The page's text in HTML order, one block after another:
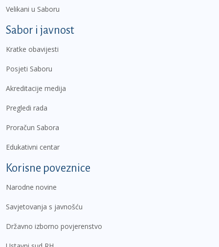
Velikani u Saboru
Sabor i javnost
Kratke obavijesti
Posjeti Saboru
Akreditacije medija
Pregledi rada
Proračun Sabora
Edukativni centar
Korisne poveznice
Narodne novine
Savjetovanja s javnošću
Državno izborno povjerenstvo